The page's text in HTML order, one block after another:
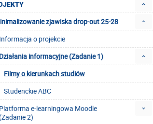
zjawiska drop-out 25-28
Informacja o projekcie
Działania informacyjne (Zadanie 1)
Filmy o kierunkach studiów
Studenckie ABC
Platforma e-learningowa Moodle
(Zadanie 2)